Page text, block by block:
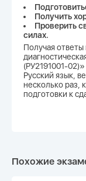
Получить
Проверить
силах.
Получая
(РУ2191001-
Русский язык,
несколько раз,
подготовки к
Похожие